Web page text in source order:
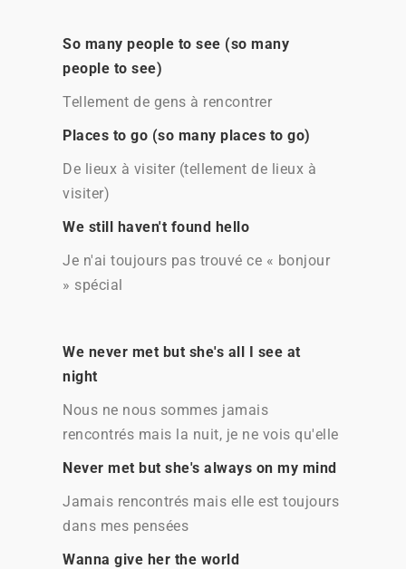
So many people to see (so many
people to see)
Tellement de gens à rencontrer
Places to go (so many places to go)
De lieux à visiter (tellement de lieux à
visiter)
We still haven't found hello
Je n'ai toujours pas trouvé ce « bonjour
» spécial
We never met but she's all I see at
night
Nous ne nous sommes jamais
rencontrés mais la nuit, je ne vois qu'elle
Never met but she's always on my mind
Jamais rencontrés mais elle est toujours
dans mes pensées
Wanna give her the world